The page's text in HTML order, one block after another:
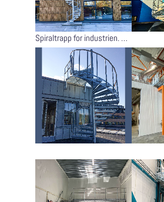
Spiraltrapp for industrien. Med begrenset adgang kreves ikke barnesikret rekkverk.